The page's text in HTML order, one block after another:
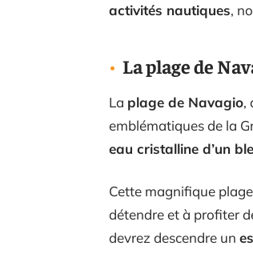
activités nautiques,
La plage de
La plage de Navagio,
emblématiques de la
eau cristalline d’un
Cette magnifique
détendre et à profiter
devrez descendre un